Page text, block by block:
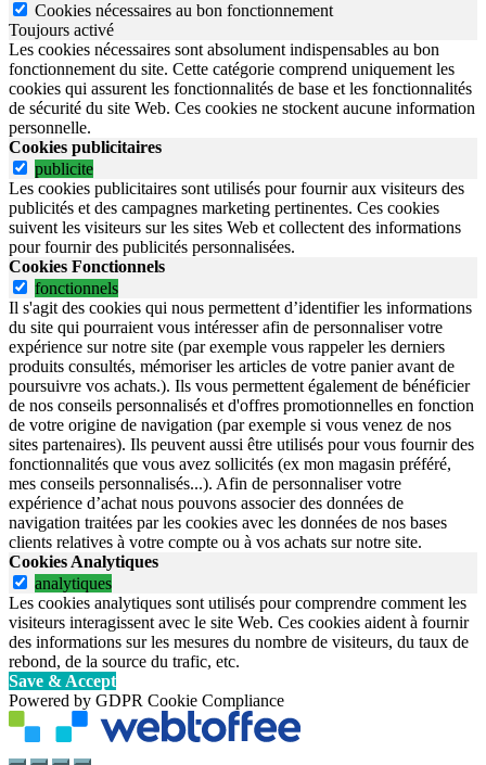
Cookies nécessaires au bon fonctionnement
Toujours activé
Les cookies nécessaires sont absolument indispensables au bon
fonctionnement du site. Cette catégorie comprend uniquement les
cookies qui assurent les fonctionnalités de base et les fonctionnalités
de sécurité du site Web. Ces cookies ne stockent aucune information
personnelle.
Cookies publicitaires
publicite
Les cookies publicitaires sont utilisés pour fournir aux visiteurs des
publicités et des campagnes marketing pertinentes. Ces cookies
suivent les visiteurs sur les sites Web et collectent des informations
pour fournir des publicités personnalisées.
Cookies Fonctionnels
fonctionnels
Il s'agit des cookies qui nous permettent d’identifier les informations
du site qui pourraient vous intéresser afin de personnaliser votre
expérience sur notre site (par exemple vous rappeler les derniers
produits consultés, mémoriser les articles de votre panier avant de
poursuivre vos achats.). Ils vous permettent également de bénéficier
de nos conseils personnalisés et d'offres promotionnelles en fonction
de votre origine de navigation (par exemple si vous venez de nos
sites partenaires). Ils peuvent aussi être utilisés pour vous fournir des
fonctionnalités que vous avez sollicités (ex mon magasin préféré,
mes conseils personnalisés...). Afin de personnaliser votre
expérience d’achat nous pouvons associer des données de
navigation traitées par les cookies avec les données de nos bases
clients relatives à votre compte ou à vos achats sur notre site.
Cookies Analytiques
analytiques
Les cookies analytiques sont utilisés pour comprendre comment les
visiteurs interagissent avec le site Web. Ces cookies aident à fournir
des informations sur les mesures du nombre de visiteurs, du taux de
rebond, de la source du trafic, etc.
Save & Accept
Powered by GDPR Cookie Compliance